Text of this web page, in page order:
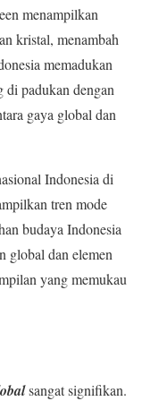
menampilkan
kristal, menambah
memadukan
di padukan dengan
gaya global dan
Indonesia di
tren mode
budaya Indonesia
global dan elemen
yang memukau
sangat signifikan.